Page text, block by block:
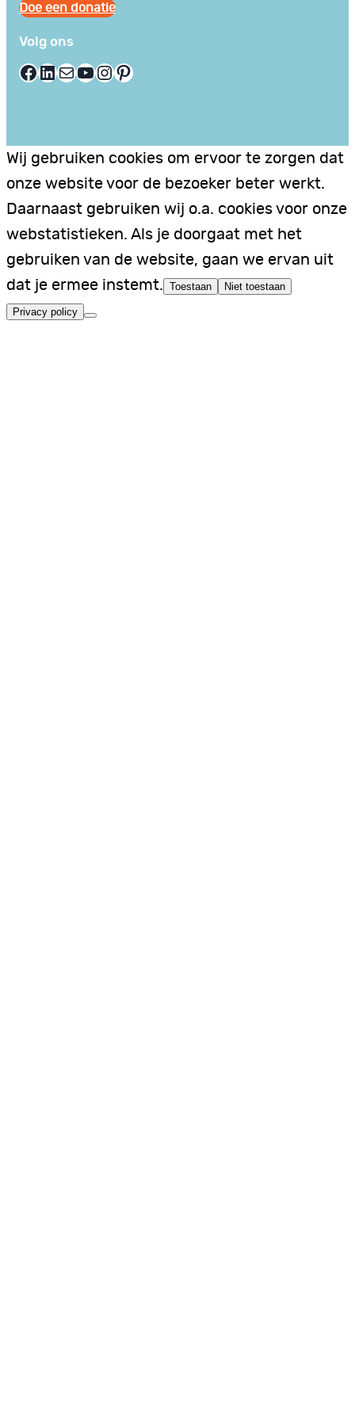
Doe een donatie
Volg ons
Facebook LinkedIn E-mail YouTube InstagramPinterest
Wij gebruiken cookies om ervoor te zorgen dat
onze website voor de bezoeker beter werkt.
Daarnaast gebruiken wij o.a. cookies voor onze
webstatistieken. Als je doorgaat met het
gebruiken van de website, gaan we ervan uit
dat je ermee instemt. Toestaan Niet toestaan
Privacy policy